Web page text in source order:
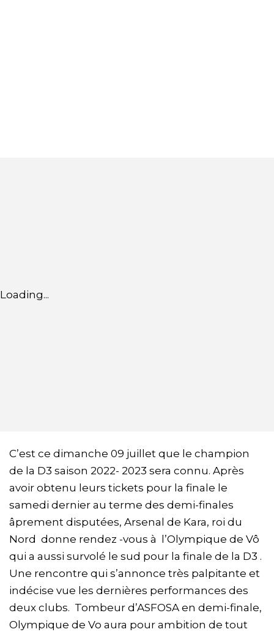
Loading...
C’est ce dimanche 09 juillet que le champion
de la D3 saison 2022- 2023 sera connu. Après
avoir obtenu leurs tickets pour la finale le
samedi dernier au terme des demi-finales
âprement disputées, Arsenal de Kara, roi du
Nord donne rendez -vous à l’Olympique de Vô
qui a aussi survolé le sud pour la finale de la D3 .
Une rencontre qui s’annonce très palpitante et
indécise vue les dernières performances des
deux clubs. Tombeur d’ASFOSA en demi-finale,
Olympique de Vo aura pour ambition de tout